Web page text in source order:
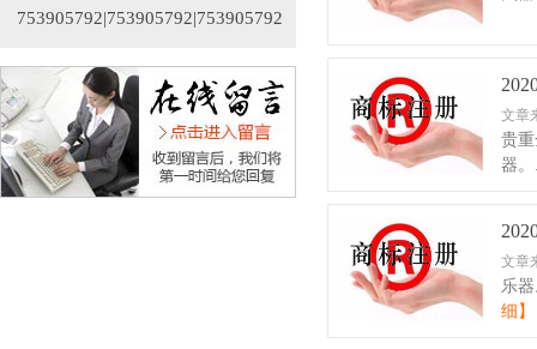
753905792|753905792|753905792
文章
贵
器
文章
乐
细】